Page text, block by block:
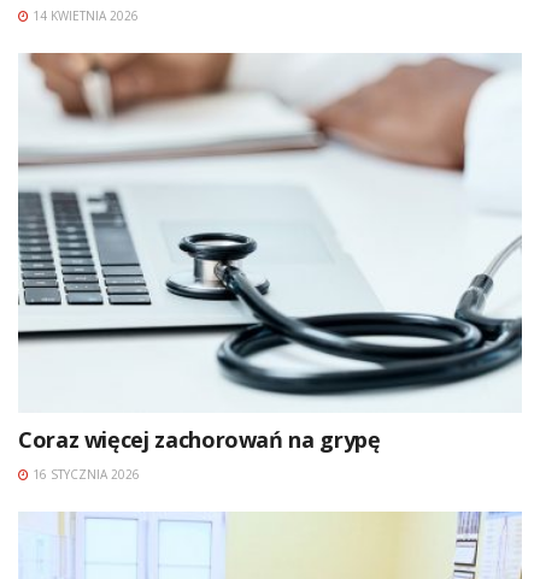
14 KWIETNIA 2026
Coraz więcej zachorowań na grypę
16 STYCZNIA 2026